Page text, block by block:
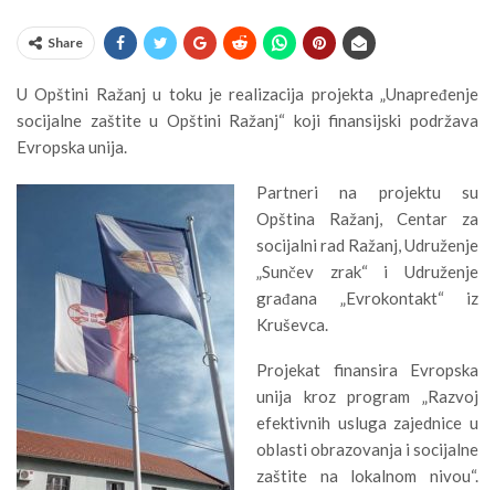
Share
U Opštini Ražanj u toku je realizacija projekta „Unapređenje
socijalne zaštite u Opštini Ražanj“ koji finansijski podržava
Evropska unija.
Partneri na projektu su
Opština Ražanj, Centar za
socijalni rad Ražanj, Udruženje
„Sunčev zrak“ i Udruženje
građana „Evrokontakt“ iz
Kruševca.
Projekat finansira Evropska
unija kroz program „Razvoj
efektivnih usluga zajednice u
oblasti obrazovanja i socijalne
zaštite na lokalnom nivou“.